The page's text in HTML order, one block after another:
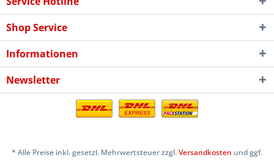
Shop Service
Informationen
Newsletter
* Alle Preise inkl. gesetzl. Mehrwertsteuer zzgl.Versandkosten und ggf.